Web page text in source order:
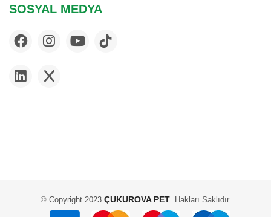
SOSYAL MEDYA
© Copyright 2023ÇUKUROVA PET. Hakları Saklıdır.